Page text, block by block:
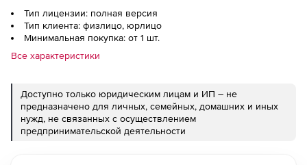
Тип лицензии: полная версия
Тип клиента: физлицо, юрлицо
Минимальная покупка: от 1 шт.
Все характеристики
Доступно только юридическим лицам и ИП – не
предназначено для личных, семейных, домашних и иных
нужд, не связанных с осуществлением
предпринимательской деятельности